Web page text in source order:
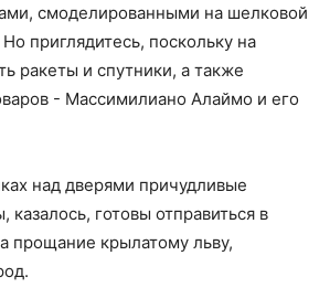
смоделированными на шелковой
приглядитесь, поскольку на
ракеты и спутники, а также
- Массимилиано Алаймо и его
над дверями причудливые
казалось, готовы отправиться в
прощание крылатому льву,